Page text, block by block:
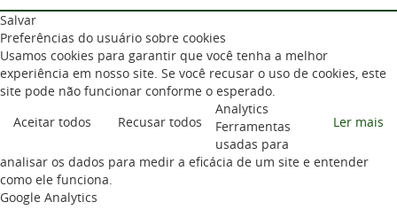
Salvar
Preferências do usuário sobre cookies
Usamos cookies para garantir que você tenha a melhor
experiência em nosso site. Se você recusar o uso de cookies, este
site pode não funcionar conforme o esperado.
Aceitar todos
Recusar todos Ler mais
Analytics
Ferramentas
usadas para
analisar os dados para medir a eficácia de um site e entender
como ele funciona.
Google Analytics